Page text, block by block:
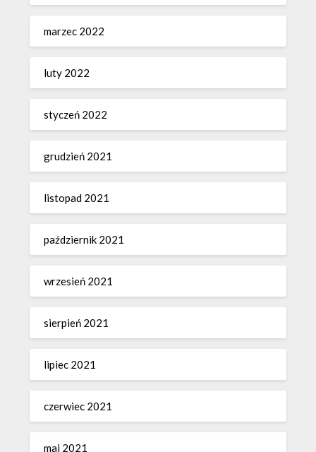
marzec 2022
luty 2022
styczeń 2022
grudzień 2021
listopad 2021
październik 2021
wrzesień 2021
sierpień 2021
lipiec 2021
czerwiec 2021
maj 2021